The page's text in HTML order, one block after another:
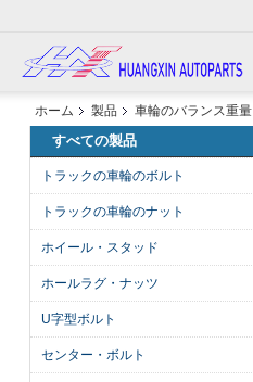
ホーム 製品 車輪のバランス重量
すべての製品
トラックの車輪のボルト
トラックの車輪のナット
ホイール・スタッド
ホールラグ・ナッツ
U字型ボルト
センター・ボルト